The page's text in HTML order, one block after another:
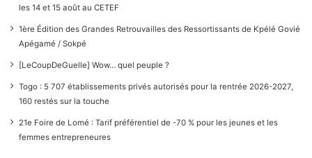
les 14 et 15 août au CETEF
1ère Édition des Grandes Retrouvailles des Ressortissants de Kpélé Govié
Apégamé / Sokpé
[LeCoupDeGuelle] Wow… quel peuple ?
Togo : 5 707 établissements privés autorisés pour la rentrée 2026-2027,
160 restés sur la touche
21e Foire de Lomé : Tarif préférentiel de -70 % pour les jeunes et les
femmes entrepreneures